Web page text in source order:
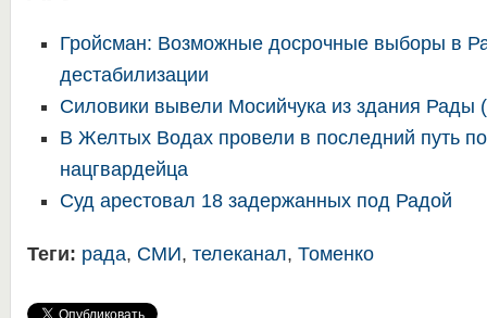
Гройсман: Возможные досрочные выборы в
дестабилизации
Силовики вывели Мосийчука из здания
В Желтых Водах провели в последний путь
нацгвардейца
Суд арестовал 18 задержанных под Радой
Теги: рада, СМИ, телеканал, Томенко